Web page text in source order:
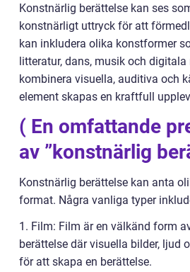
Konstnärlig berättelse kan ses
konstnärligt uttryck för att
kan inkludera olika konstformer
litteratur, dans, musik och digitala
kombinera visuella, auditiva och
element skapas en kraftfull
( En omfattande
av ”konstnärlig
Konstnärlig berättelse kan anta
format. Några vanliga typer
1. Film: Film är en välkänd form
berättelse där visuella bilder, ljud
för att skapa en berättelse.